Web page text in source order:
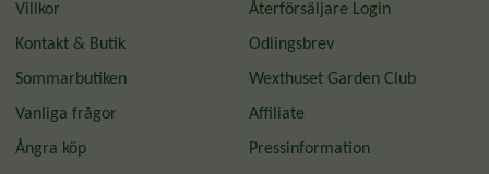
Villkor
Kontakt & Butik
Sommarbutiken
Vanliga frågor
Ångra köp
Återförsäljare Login
Odlingsbrev
Wexthuset Garden Club
Affiliate
Pressinformation